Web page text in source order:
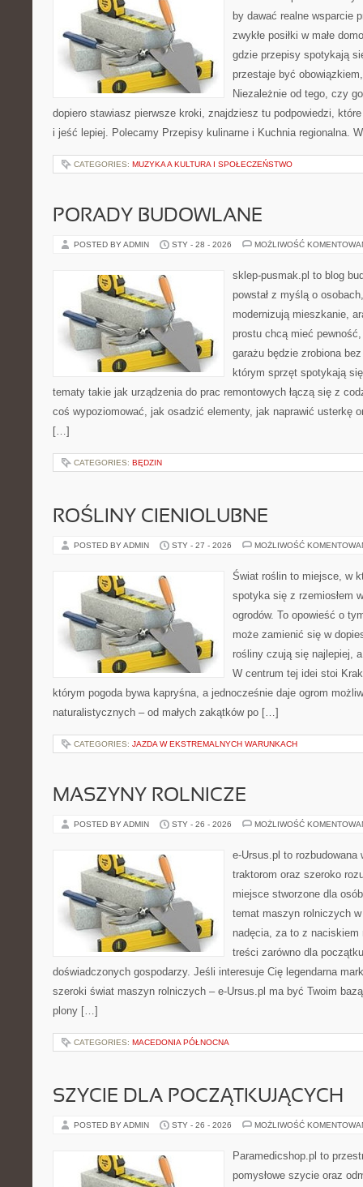
by dawać realne wsparcie
zwykłe posiłki w małe
gdzie przepisy spotykają
przestaje być
Niezależnie od tego, czy
dopiero stawiasz pierwsze kroki, znajdziesz tu podpowiedzi,
i jeść lepiej. Polecamy Przepisy kulinarne i Kuchnia regionalna.
CATEGORIES: MUZYKA A KULTURA I SPOŁECZEŃSTWO
PORADY BUDOWLANE
POSTED BY ADMIN STY - 28 - 2026 MOŻLIWOŚĆ
sklep-pusmak.pl to blog
powstał z myślą o
modernizują mieszkanie,
prostu chcą mieć
garażu będzie zrobiona
którym sprzęt spotykają
tematy takie jak urządzenia do prac remontowych łączą się z
coś wypoziomować, jak osadzić elementy, jak naprawić usterkę
[…]
CATEGORIES: BĘDZIN
ROŚLINY CIENIOLUBNE
POSTED BY ADMIN STY - 27 - 2026 MOŻLIWOŚĆ
Świat roślin to miejsce, w
spotyka się z rzemiosłem
ogrodów. To opowieść o
może zamienić się w
rośliny czują się najlepiej,
W centrum tej idei stoi
którym pogoda bywa kapryśna, a jednocześnie daje ogrom
naturalistycznych – od małych zakątków po […]
CATEGORIES: JAZDA W EKSTREMALNYCH WARUNKACH
MASZYNY ROLNICZE
POSTED BY ADMIN STY - 26 - 2026 MOŻLIWOŚĆ
e-Ursus.pl to rozbudowana
traktorom oraz szeroko
miejsce stworzone dla
temat maszyn rolniczych
nadęcia, za to z
treści zarówno dla
doświadczonych gospodarzy. Jeśli interesuje Cię legendarna
szeroki świat maszyn rolniczych – e-Ursus.pl ma być Twoim
plony […]
CATEGORIES: MACEDONIA PÓŁNOCNA
SZYCIE DLA POCZĄTKUJĄCYCH
POSTED BY ADMIN STY - 26 - 2026 MOŻLIWOŚĆ
Paramedicshop.pl to
pomysłowe szycie oraz